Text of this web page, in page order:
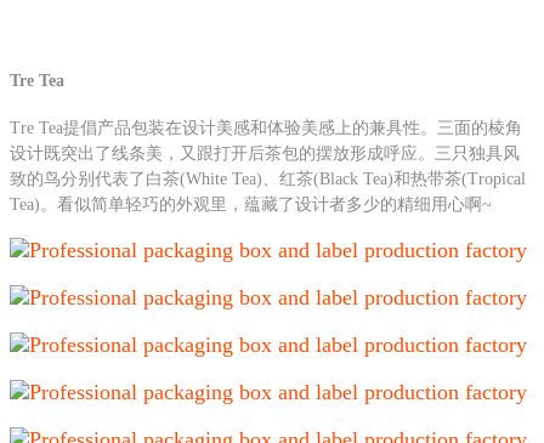
Tre Tea
Tre Tea提倡产品包装在设计美感和体验美感上的兼具性。三面的棱角
设计既突出了线条美，又跟打开后茶包的摆放形成呼应。三只独具风
致的鸟分别代表了白茶(White Tea)、红茶(Black Tea)和热带茶(Tropical
Tea)。看似简单轻巧的外观里，蕴藏了设计者多少的精细用心啊~